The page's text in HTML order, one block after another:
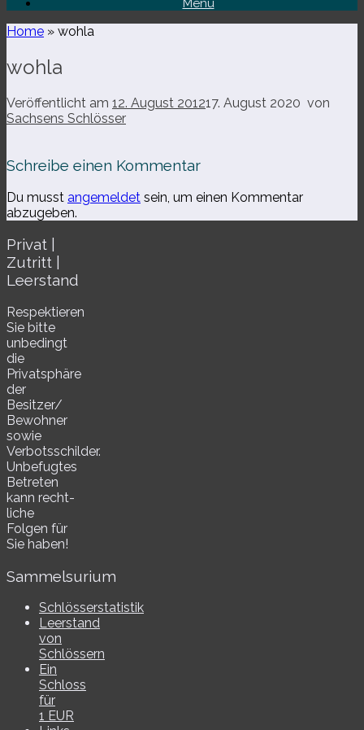
Menü
Home » wohla
wohla
Veröffentlicht am 12. August 201217. August 2020 von
Sachsens Schlösser
Schreibe einen Kommentar
Du musst angemeldet sein, um einen Kommentar
abzugeben.
Privat |
Zutritt |
Leerstand
Respektieren
Sie bitte
unbe­dingt
die
Privatsphäre
der
Besitzer/​
Bewohner
sowie
Verbotsschilder.
Unbefugtes
Betreten
kann recht­
li­che
Folgen für
Sie haben!
Sammelsurium
Schlösserstatistik
Leerstand
von
Schlössern
Ein
Schloss
für
1 EUR